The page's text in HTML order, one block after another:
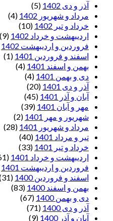
آذر و دی 1402
(5)
مرداد و شهریور 1402
(4)
خرداد و تیر 1402
(10)
اردیبهشت و خرداد 1402
(9)
فروردین و اردیبهشت 1402
اسفند و فروردین 1401
(1)
بهمن و اسفند 1401
(4)
دی و بهمن 1401
(4)
آذر و دی 1401
(20)
آبان و آذر 1401
(45)
مهر و آبان 1401
(39)
شهریور و مهر 1401
(2)
مرداد و شهریور 1401
(28)
تیر و مرداد 1401
(40)
خرداد و تیر 1401
(33)
اردیبهشت و خرداد 1401
(61)
فروردین و اردیبهشت 1401
اسفند و فروردین 1400
(31)
بهمن و اسفند 1400
(83)
دی و بهمن 1400
(67)
آذر و دی 1400
(71)
آبان و آذر 1400
(9)